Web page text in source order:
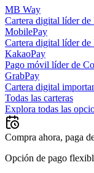
MB Way
Cartera digital líder de
MobilePay
Cartera digital líder de
KakaoPay
Pago móvil líder de
GrabPay
Cartera digital
Todas las carteras
Explora todas las
Compra ahora, paga
Opción de pago